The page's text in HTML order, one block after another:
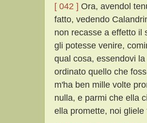
[ 042 ] Ora, avendol
fatto, vedendo
non recasse a effetto il
gli potesse venire,
qual cosa, essendovi
ordinato quello che
m'ha ben mille volte
nulla, e parmi che ella
ella promette, noi